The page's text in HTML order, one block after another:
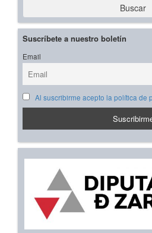
Buscar
Suscríbete a nuestro boletín
Email
Al suscribirme acepto la política de